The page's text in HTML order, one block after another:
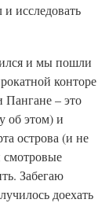
исследовать
и мы пошли
конторе
Пангане – это
об этом) и
острова (и не
Забегаю
доехать